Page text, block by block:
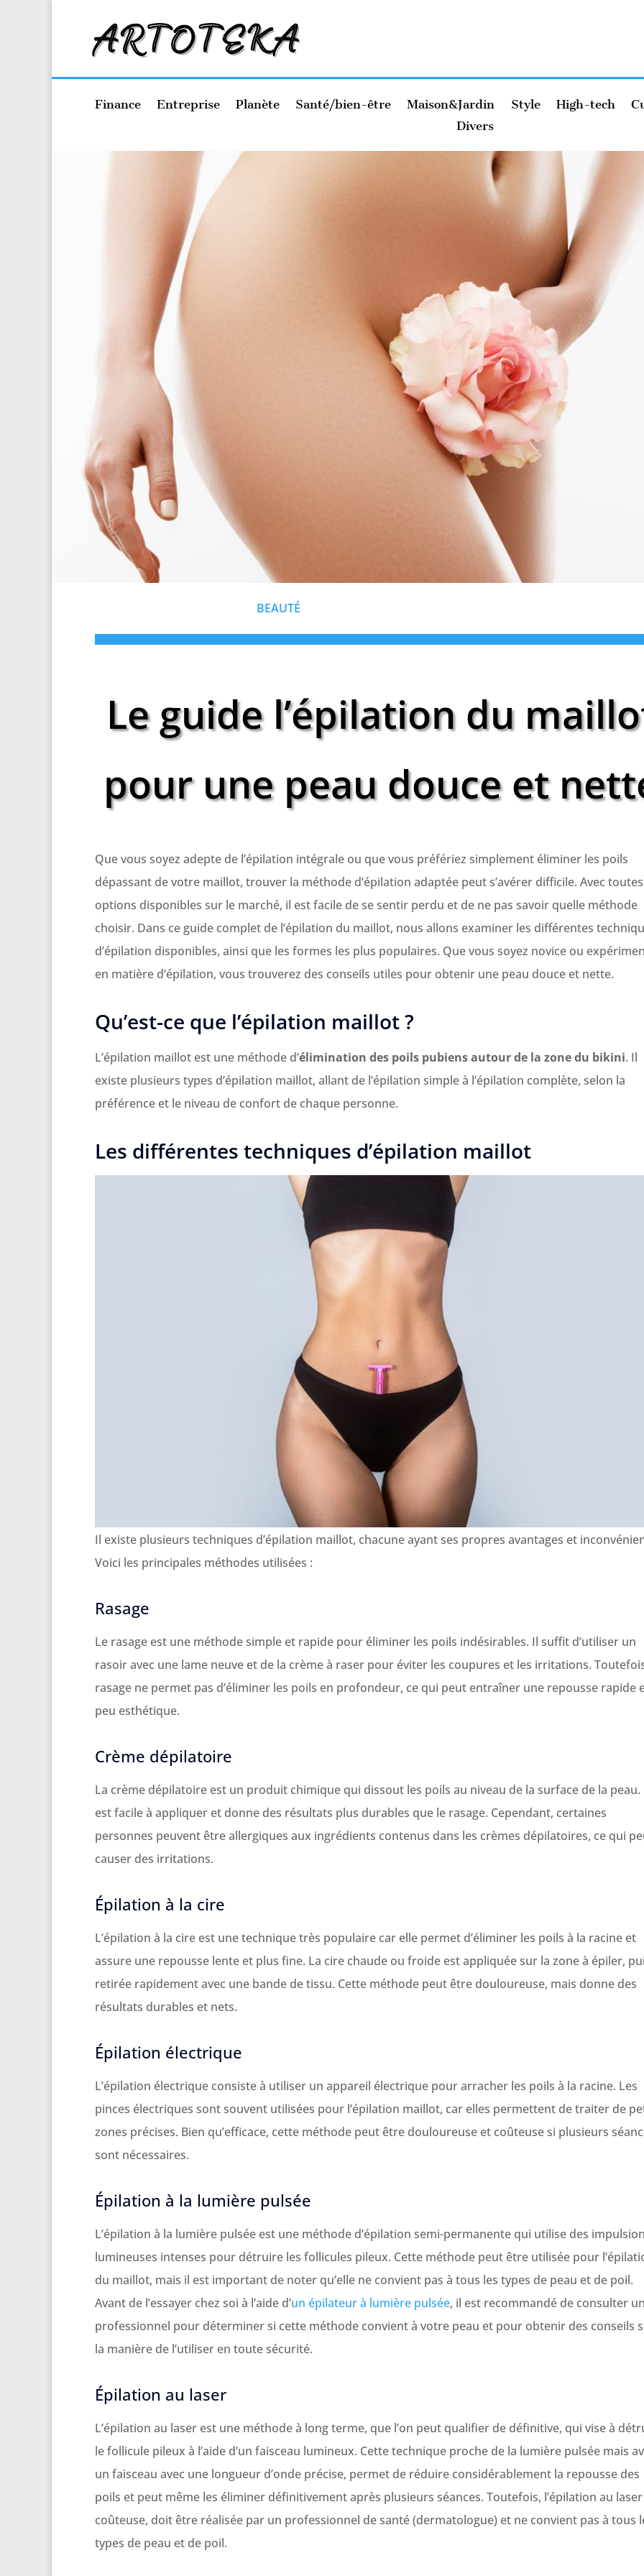
Finance Entreprise Planète Santé/bien-être Maison&Jardin Style High-tech
Divers
BEAUTÉ
Le guide l’épilation du
pour une peau douce et
Que vous soyez adepte de l’épilation intégrale ou que vous préfériez simplement éliminer les poils
dépassant de votre maillot, trouver la méthode d’épilation adaptée peut s’avérer difficile. Avec
options disponibles sur le marché, il est facile de se sentir perdu et de ne pas savoir quelle méthode
choisir. Dans ce guide complet de l’épilation du maillot, nous allons examiner les différentes
d’épilation disponibles, ainsi que les formes les plus populaires. Que vous soyez novice ou
en matière d’épilation, vous trouverez des conseils utiles pour obtenir une peau douce et nette.
Qu’est-ce que l’épilation maillot ?
L’épilation maillot est une méthode d’élimination des poils pubiens autour de la zone du bikini. Il
existe plusieurs types d’épilation maillot, allant de l’épilation simple à l’épilation complète, selon la
préférence et le niveau de confort de chaque personne.
Les différentes techniques d’épilation maillot
Il existe plusieurs techniques d’épilation maillot, chacune ayant ses propres avantages et
Voici les principales méthodes utilisées :
Rasage
Le rasage est une méthode simple et rapide pour éliminer les poils indésirables. Il suffit d’utiliser un
rasoir avec une lame neuve et de la crème à raser pour éviter les coupures et les irritations.
rasage ne permet pas d’éliminer les poils en profondeur, ce qui peut entraîner une repousse rapide
peu esthétique.
Crème dépilatoire
La crème dépilatoire est un produit chimique qui dissout les poils au niveau de la surface de la peau.
est facile à appliquer et donne des résultats plus durables que le rasage. Cependant, certaines
personnes peuvent être allergiques aux ingrédients contenus dans les crèmes dépilatoires, ce qui
causer des irritations.
Épilation à la cire
L’épilation à la cire est une technique très populaire car elle permet d’éliminer les poils à la racine et
assure une repousse lente et plus fine. La cire chaude ou froide est appliquée sur la zone à épiler,
retirée rapidement avec une bande de tissu. Cette méthode peut être douloureuse, mais donne des
résultats durables et nets.
Épilation électrique
L’épilation électrique consiste à utiliser un appareil électrique pour arracher les poils à la racine. Les
pinces électriques sont souvent utilisées pour l’épilation maillot, car elles permettent de traiter de
zones précises. Bien qu’efficace, cette méthode peut être douloureuse et coûteuse si plusieurs
sont nécessaires.
Épilation à la lumière pulsée
L’épilation à la lumière pulsée est une méthode d’épilation semi-permanente qui utilise des
lumineuses intenses pour détruire les follicules pileux. Cette méthode peut être utilisée pour
du maillot, mais il est important de noter qu’elle ne convient pas à tous les types de peau et de poil.
Avant de l’essayer chez soi à l’aide d’un épilateur à lumière pulsée, il est recommandé de consulter
professionnel pour déterminer si cette méthode convient à votre peau et pour obtenir des conseils
la manière de l’utiliser en toute sécurité.
Épilation au laser
L’épilation au laser est une méthode à long terme, que l’on peut qualifier de définitive, qui vise à
le follicule pileux à l’aide d’un faisceau lumineux. Cette technique proche de la lumière pulsée mais
un faisceau avec une longueur d’onde précise, permet de réduire considérablement la repousse des
poils et peut même les éliminer définitivement après plusieurs séances. Toutefois, l’épilation au
coûteuse, doit être réalisée par un professionnel de santé (dermatologue) et ne convient pas à tous
types de peau et de poil.